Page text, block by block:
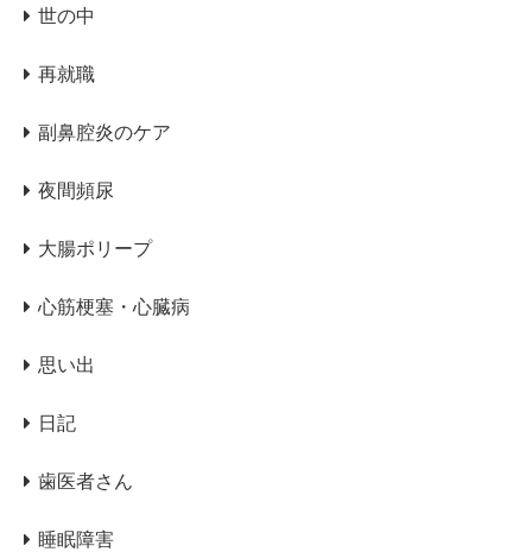
世の中
再就職
副鼻腔炎のケア
夜間頻尿
大腸ポリープ
心筋梗塞・心臓病
思い出
日記
歯医者さん
睡眠障害